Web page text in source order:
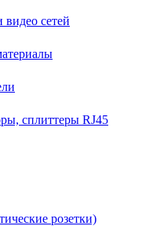
видео сетей
сплиттеры RJ45
розетки)